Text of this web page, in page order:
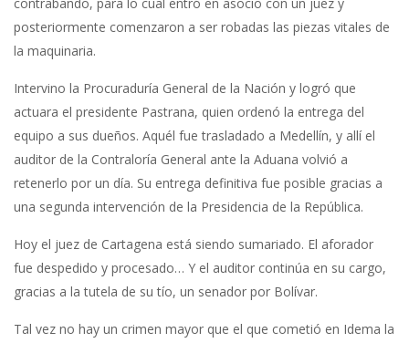
posteriormente comenzaron a ser robadas las piezas vitales de
la maquinaria.
Intervino la Procuraduría General de la Nación y logró que
actuara el presidente Pastrana, quien ordenó la entrega del
equipo a sus dueños. Aquél fue trasladado a Medellín, y allí el
auditor de la Contraloría General ante la Aduana volvió a
retenerlo por un día. Su entrega definitiva fue posible gracias a
una segunda intervención de la Presidencia de la República.
Hoy el juez de Cartagena está siendo sumariado. El aforador
fue despedido y procesado… Y el auditor continúa en su cargo,
gracias a la tutela de su tío, un senador por Bolívar.
Tal vez no hay un crimen mayor que el que cometió en Idema la